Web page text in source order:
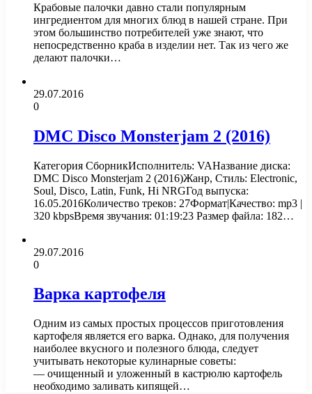
Крабовые палочки давно стали популярным
ингредиентом для многих блюд в нашей стране. При
этом большинство потребителей уже знают, что
непосредственно краба в изделии нет. Так из чего же
делают палочки…
29.07.2016
0
DMC Disco Monsterjam 2 (2016)
Категория СборникИсполнитель: VAНазвание диска:
DMC Disco Monsterjam 2 (2016)Жанр, Стиль: Electronic,
Soul, Disco, Latin, Funk, Hi NRGГод выпуска:
16.05.2016Количество треков: 27Формат|Качество: mp3 |
320 kbpsВремя звучания: 01:19:23 Размер файла: 182…
29.07.2016
0
Варка картофеля
Одним из самых простых процессов приготовления
картофеля является его варка. Однако, для получения
наиболее вкусного и полезного блюда, следует
учитывать некоторые кулинарные советы:
— очищенный и уложенный в кастрюлю картофель
необходимо заливать кипящей…